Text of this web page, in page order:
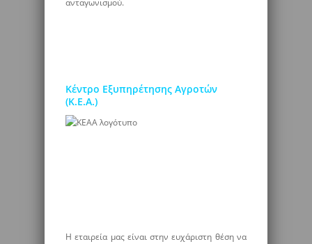
ανταγωνισμού.
Κέντρο Εξυπηρέτησης Αγροτών
(Κ.Ε.Α.)
Η εταιρεία μας είναι στην ευχάριστη θέση να